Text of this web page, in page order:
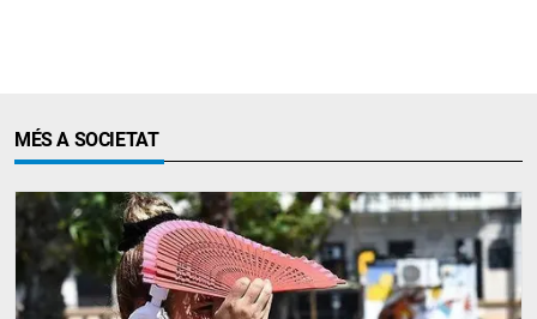
MÉS A SOCIETAT